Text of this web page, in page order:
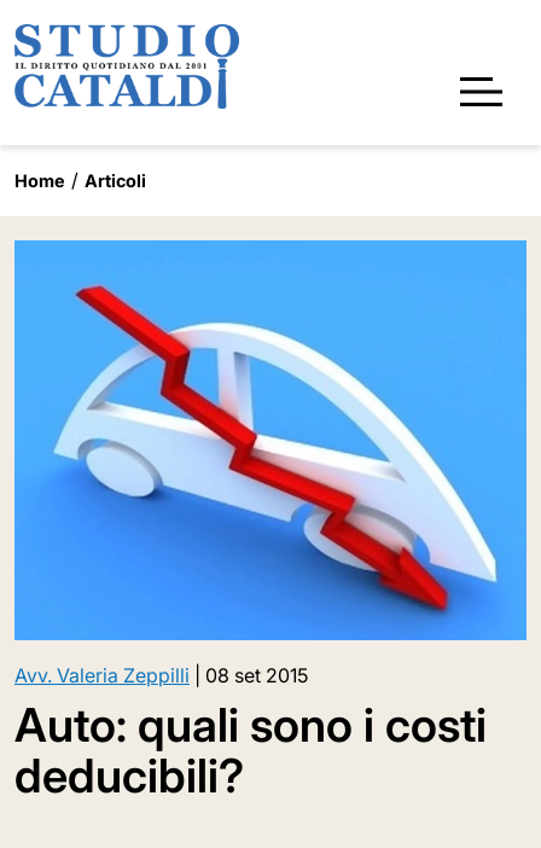
Home Articoli
Avv. Valeria Zeppilli 08 set 2015
Auto: quali sono i costi
deducibili?